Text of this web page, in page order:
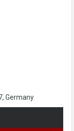
Germany